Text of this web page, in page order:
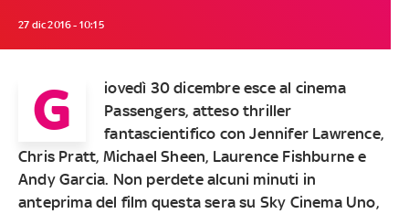
27 dic 2016 - 10:15
G
iovedì 30 dicembre esce al cinema
Passengers, atteso thriller
fantascientifico con Jennifer Lawrence,
Chris Pratt, Michael Sheen, Laurence Fishburnee
Andy Garcia. Non perdete alcuni minuti in
anteprima del film questa sera su Sky Cinema Uno,